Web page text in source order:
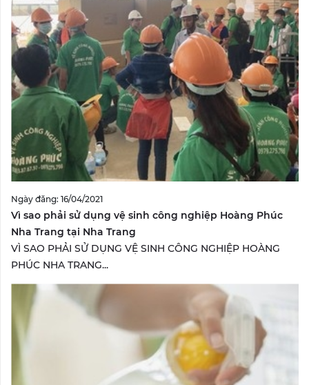
Ngày đăng: 16/04/2021
Vì sao phải sử dụng vệ sinh công nghiệp Hoàng Phúc
Nha Trang tại Nha Trang
VÌ SAO PHẢI SỬ DỤNG VỆ SINH CÔNG NGHIỆP HOÀNG
PHÚC NHA TRANG...